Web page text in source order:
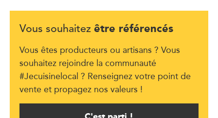
Vous souhaitez être référencés
Vous êtes producteurs ou artisans ? Vous
souhaitez rejoindre la communauté
#Jecuisinelocal ? Renseignez votre point de
vente et propagez nos valeurs !